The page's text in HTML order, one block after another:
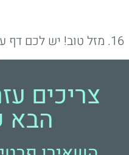
מזל טוב! יש לכם דף
צריכים
הבא